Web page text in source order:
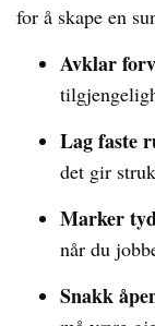
for å skape en
Avklar
Lag faste
det gir
Marker
når du
Snakk